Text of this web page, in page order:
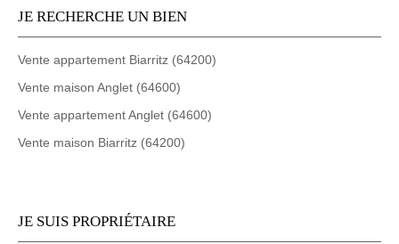
JE RECHERCHE UN BIEN
Vente appartement Biarritz (64200)
Vente maison Anglet (64600)
Vente appartement Anglet (64600)
Vente maison Biarritz (64200)
JE SUIS PROPRIÉTAIRE